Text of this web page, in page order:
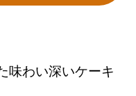
味わい深いケーキ